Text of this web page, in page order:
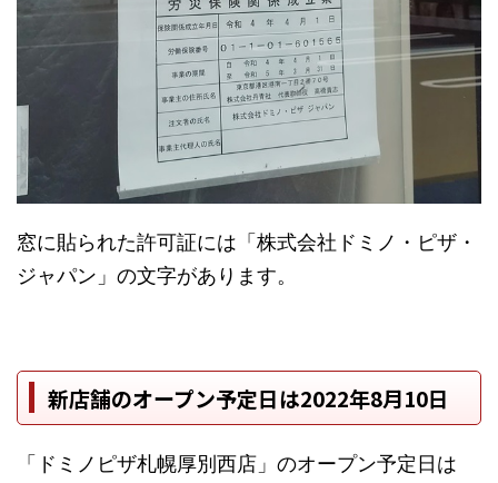
窓に貼られた許可証には「株式会社ドミノ・ピザ・
ジャパン」の文字があります。
新店舗のオープン予定日は2022年8月10日
「ドミノピザ札幌厚別西店」のオープン予定日は